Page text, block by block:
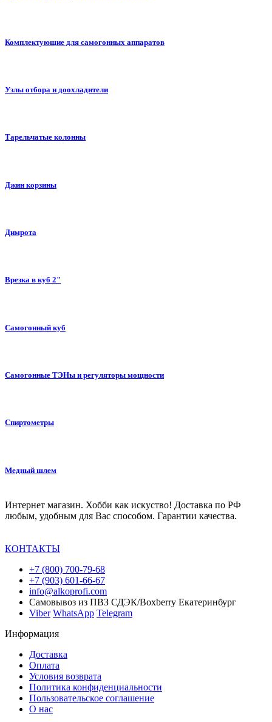
Комплектующие для самогонных аппаратов
Узлы отбора и доохладители
Тарельчатые колонны
Джин корзины
Димрота
Врезка в куб 2"
Самогонный куб
Самогонные ТЭНы и регуляторы мощности
Спиртометры
Медный шлем
Интернет магазин. Хобби как искуство! Доставка по РФ
любым, удобным для Вас способом. Гарантии качества.
КОНТАКТЫ
+7 (800) 700-79-68
+7 (903) 601-66-67
info@alkoprofi.com
Самовывоз из ПВЗ СДЭК/Boxberry Екатеринбург
Viber WhatsApp Telegram
Информация
Доставка
Оплата
Условия возврата
Политика конфиденциальности
Пользовательское соглашение
О нас